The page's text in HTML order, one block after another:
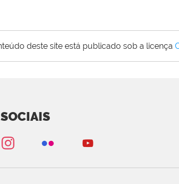
deste site está publicado sob a licença